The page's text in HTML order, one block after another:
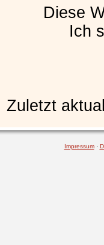
Diese
Ich
Zuletzt
Impressum·